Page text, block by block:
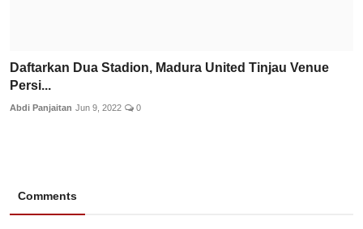
Daftarkan Dua Stadion, Madura United Tinjau Venue
Persi...
Abdi Panjaitan Jun 9, 2022 0
Comments